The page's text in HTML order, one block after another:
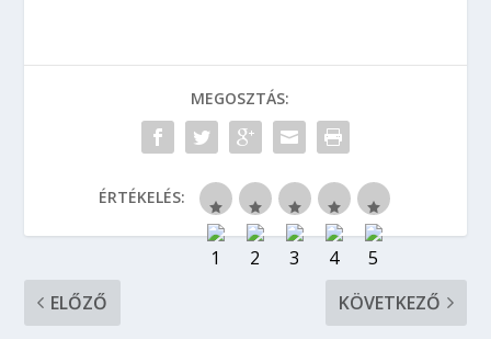
MEGOSZTÁS:
ÉRTÉKELÉS:
ELŐZŐ KÖVETKEZŐ